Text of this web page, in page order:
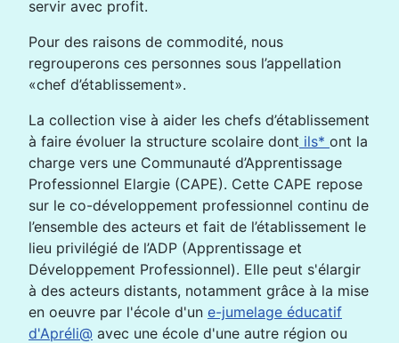
servir avec profit.
Pour des raisons de commodité, nous
regrouperons ces personnes sous l’appellation
«chef d’établissement».
La collection vise à aider les chefs d’établissement
à faire évoluer la structure scolaire dont ils* ont la
charge vers une Communauté d’Apprentissage
Professionnel Elargie (CAPE). Cette CAPE repose
sur le co-développement professionnel continu de
l’ensemble des acteurs et fait de l’établissement le
lieu privilégié de l’ADP (Apprentissage et
Développement Professionnel). Elle peut s'élargir
à des acteurs distants, notamment grâce à la mise
en oeuvre par l'école d'un e-jumelage éducatif
d'Apréli@ avec une école d'une autre région ou